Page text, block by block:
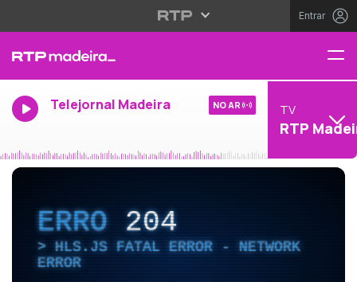
Entrar
Telejornal Madeira NO AR TV
RTP
ERRO204
HLS.JS FATAL ERROR - NETWORK
ERROR